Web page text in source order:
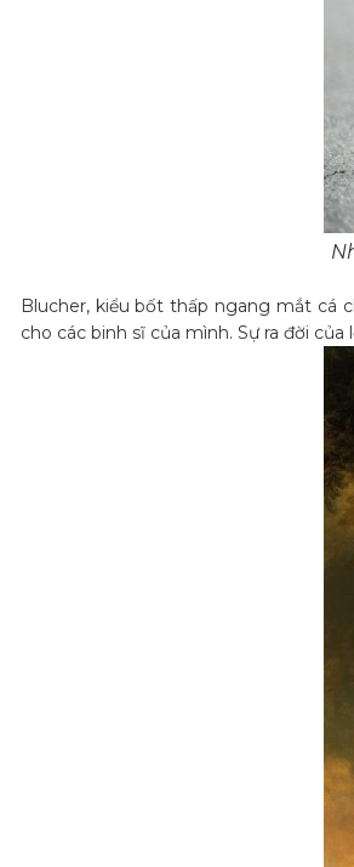
Blucher, kiểu bốt thấp ngang mắt cá
cho các binh sĩ của mình. Sự ra đời